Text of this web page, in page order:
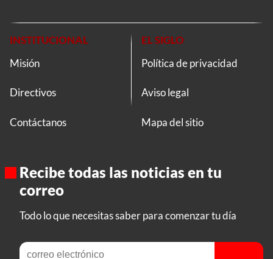
INSTITUCIONAL
Misión
Directivos
Contáctanos
EL SIGLO
Política de privacidad
Aviso legal
Mapa del sitio
Recibe todas las noticias en tu
correo
Todo lo que necesitas saber para comenzar tu día